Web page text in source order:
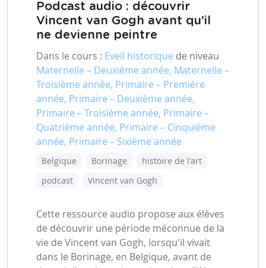
Podcast audio : découvrir
Vincent van Gogh avant qu'il
ne devienne peintre
Dans le cours : Eveil historique de niveau
Maternelle – Deuxième année, Maternelle –
Troisième année, Primaire – Première
année, Primaire – Deuxième année,
Primaire – Troisième année, Primaire –
Quatrième année, Primaire – Cinquième
année, Primaire – Sixième année
Belgique Borinage
histoire de l'art
podcast
Vincent van Gogh
Cette ressource audio propose aux élèves
de découvrir une période méconnue de la
vie de Vincent van Gogh, lorsqu'il vivait
dans le Borinage, en Belgique, avant de